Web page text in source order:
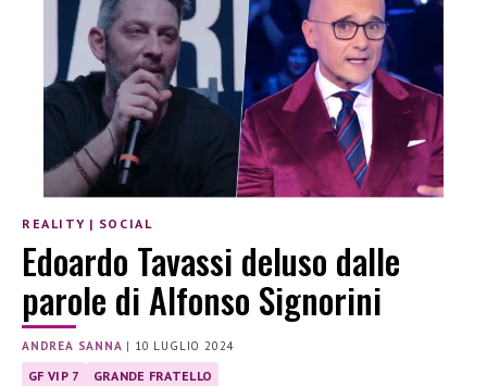
REALITY | SOCIAL
Edoardo Tavassi deluso dalle
parole di Alfonso Signorini
ANDREA SANNA | 10 LUGLIO 2024
GF VIP 7 GRANDE FRATELLO